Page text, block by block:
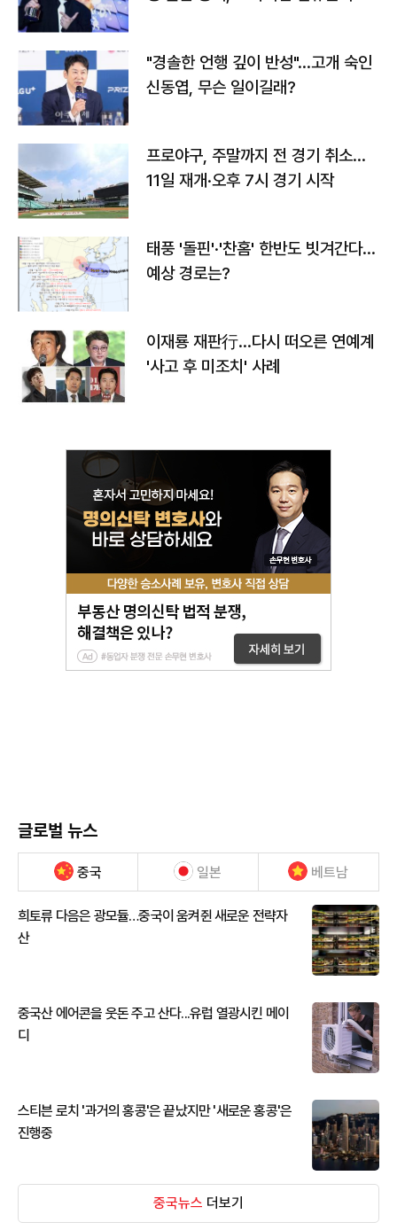
"경솔한 언행 깊이 반성"…고개 숙인
신동엽, 무슨 일이길래?
프로야구, 주말까지 전 경기 취소…
11일 재개·오후 7시 경기 시작
태풍 '돌핀'·'찬홈' 한반도 빗겨간다…
예상 경로는?
이재룡 재판行…다시 떠오른 연예계
'사고 후 미조치' 사례
글로벌 뉴스
중국 일본 베트남
희토류 다음은 광모듈…중국이 움켜쥔 새로운 전략자
산
중국산 에어콘을 웃돈 주고 산다...유럽 열광시킨 메이
디
스티븐 로치 '과거의 홍콩'은 끝났지만 '새로운 홍콩'은
진행중
중국뉴스 더보기